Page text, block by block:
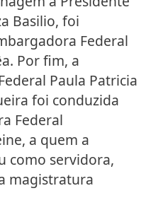
Basilio, foi
Federal
Por fim, a
Paula Patricia
foi conduzida
Federal
a quem a
como servidora,
magistratura